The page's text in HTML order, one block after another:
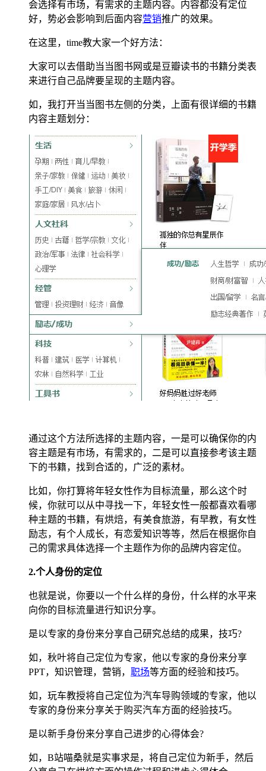
会选择有市场，有需求的主题内容。内容都没有定位
好，势必会影响到后面内容营销推广的效果。
在这里，time教大家一个好方法：
大家可以去借助当当图书网或是豆瓣读书的书籍分类表
来进行自己品牌要呈现的主题内容。
如，我打开当当图书左侧的分类，上面有很详细的书籍
内容主题划分：
通过这个方法所选择的主题内容，一是可以确保你的内
容主题是有市场，有需求的，二是可以直接参考该主题
下的书籍，找到合适的，广泛的素材。
比如，你打算将年轻女性作为目标流量，那么这个时
候，你就可以从中寻找一下，年轻女性一般都喜欢看哪
种主题的书籍，有烘焙，有美食旅游，有早教，有女性
励志，有个人成长，有恋爱知识等等，然后在根据你自
己的需求具体选择一个主题作为你的品牌内容定位。
2.个人身份的定位
也就是说，你要以一个什么样的身份，什么样的水平来
向你的目标流量进行知识分享。
是以专家的身份来分享自己研究总结的成果，技巧?
如，秋叶将自己定位为专家，他以专家的身份来分享
PPT，知识管理，营销， 职场等方面的经验和技巧。
如，玩车教授将自己定位为汽车导购领域的专家，他以
专家的身份来分享关于购买汽车方面的经验技巧。
是以新手身份来分享自己进步的心得体会?
如，B站喵桑就是实事求是，将自己定位为新手，然后